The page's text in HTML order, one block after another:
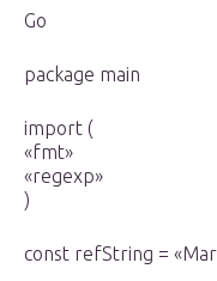
Go
package main
import (
«fmt»
«regexp»
)
const refString =